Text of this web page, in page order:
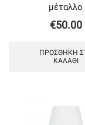
μέταλλο
€50.00
ΠΡΟΣΘΉΚΗ
ΚΑΛΆΘΙ